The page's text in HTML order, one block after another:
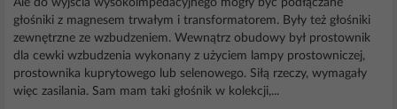
Ale do wyjścia wysokoimpedacyjnego mogły być podłączane
głośniki z magnesem trwałym i transformatorem. Były też głośniki
zewnętrzne ze wzbudzeniem. Wewnątrz obudowy był prostownik
dla cewki wzbudzenia wykonany z użyciem lampy prostowniczej,
prostownika kuprytowego lub selenowego. Siłą rzeczy, wymagały
więc zasilania. Sam mam taki głośnik w kolekcji,...